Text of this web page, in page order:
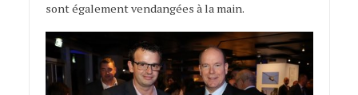
sont également vendangées à la main.